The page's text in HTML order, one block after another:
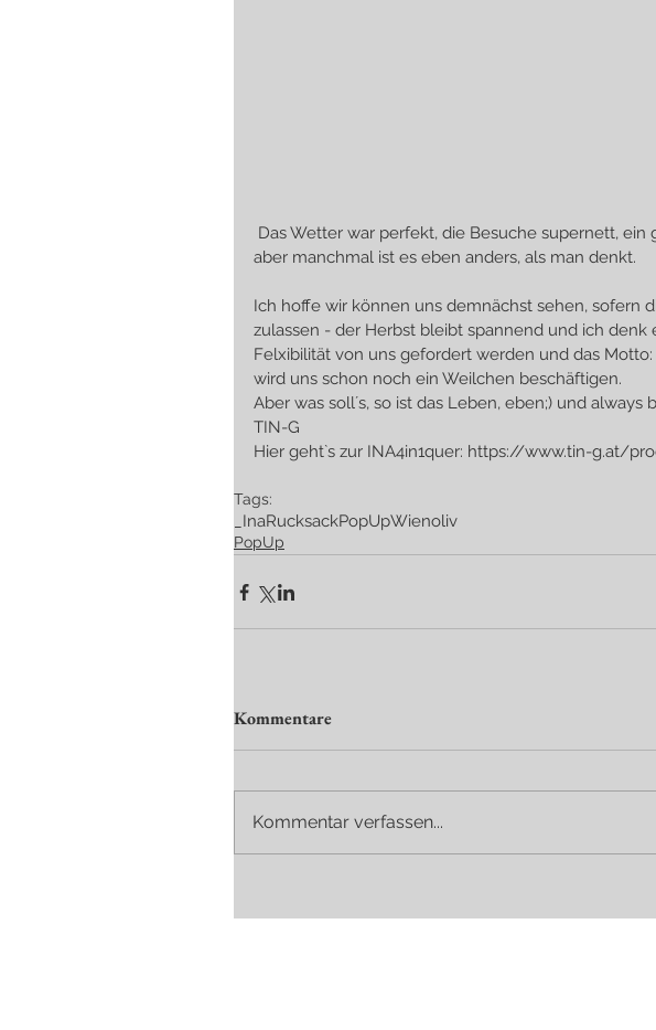
aber manchmal ist es eben anders, als man denkt.
Ich hoffe wir können uns demnächst sehen, sofern
zulassen - der Herbst bleibt spannend und ich denk
Felxibilität von uns gefordert werden und das
wird uns schon noch ein Weilchen beschäftigen.
Aber was soll´s, so ist das Leben, eben;) und always
TIN-G
Hier geht`s zur INA4in1quer: https://www.tin-g.at/
Tags:
_InaRucksackPopUpWienoliv
PopUp
Kommentare
Kommentar verfassen...